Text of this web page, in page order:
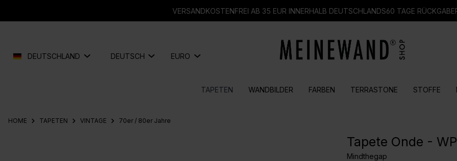
VERSANDKOSTENFREI AB 35 EUR INNERHALB DEUTSCHLANDS60 TAGE
DEUTSCHLAND DEUTSCH EURO
TAPETEN WANDBILDER FARBEN TERRASTONE STOFFE
HOME TAPETEN VINTAGE 70er / 80er Jahre
Tapete Onde -
Mindthegap